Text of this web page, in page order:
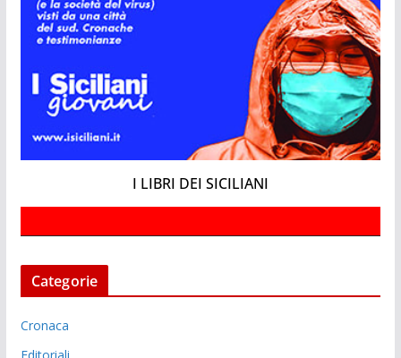
I LIBRI DEI SICILIANI
Categorie
Cronaca